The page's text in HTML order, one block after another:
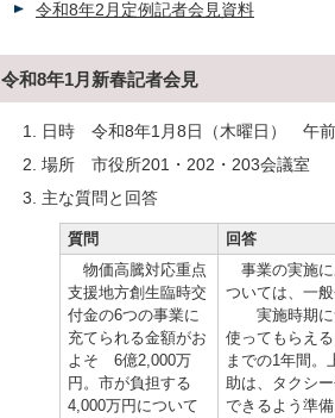
令和8年2月定例記者会見資料
令和8年1月新春記者会見
日時 令和8年1月8日（木曜日） 午
場所 市役所201・202・203会議室
主な質問と回答
質問
回答
物価高騰対応重点
支援地方創生臨時交
付金の6つの事業に
充てられる金額がお
よそ 6億2,000万
円。市が負担する
4,000万円について
事業の実施に
ついては、一
実施時期に
使ってもらえ
までの1年間。
助は、タクシ
できるよう準